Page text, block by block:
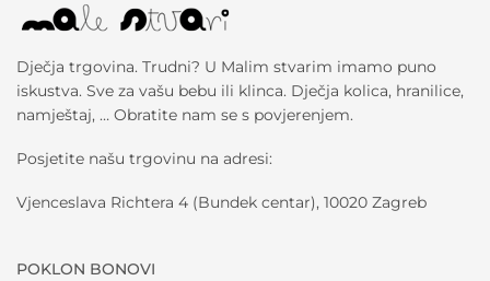
Dječja trgovina. Trudni? U Malim stvarim imamo puno
iskustva. Sve za vašu bebu ili klinca. Dječja kolica, hranilice,
namještaj, … Obratite nam se s povjerenjem.
Posjetite našu trgovinu na adresi:
Vjenceslava Richtera 4 (Bundek centar), 10020 Zagreb
POKLON BONOVI